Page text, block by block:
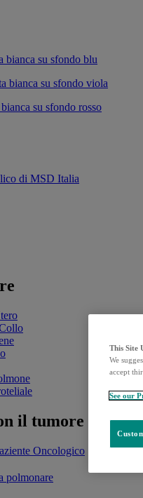
il tumore
Oncologico
polmonare
This Site
We
accept
See our